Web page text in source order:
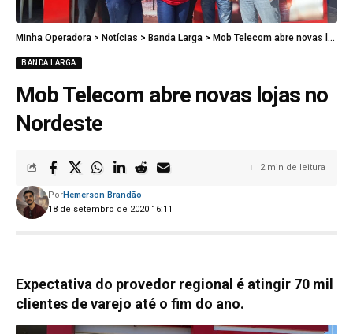
Minha Operadora > Notícias > Banda Larga > Mob Telecom abre novas lojas no Nordeste
BANDA LARGA
Mob Telecom abre novas lojas no
Nordeste
18 de setembro de 2020 16:11
PorHemerson Brandão
2 min de leitura
Expectativa do provedor regional é atingir 70 mil
clientes de varejo até o fim do ano.